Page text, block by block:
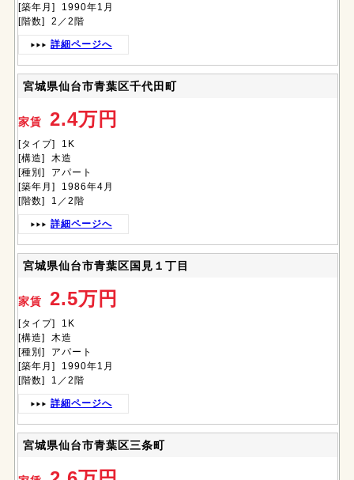
[築年月] 1990年1月
[階数] 2／2階
詳細ページへ
宮城県仙台市青葉区千代田町
家賃 2.4万円
[タイプ] 1K
[構造] 木造
[種別] アパート
[築年月] 1986年4月
[階数] 1／2階
詳細ページへ
宮城県仙台市青葉区国見１丁目
家賃 2.5万円
[タイプ] 1K
[構造] 木造
[種別] アパート
[築年月] 1990年1月
[階数] 1／2階
詳細ページへ
宮城県仙台市青葉区三条町